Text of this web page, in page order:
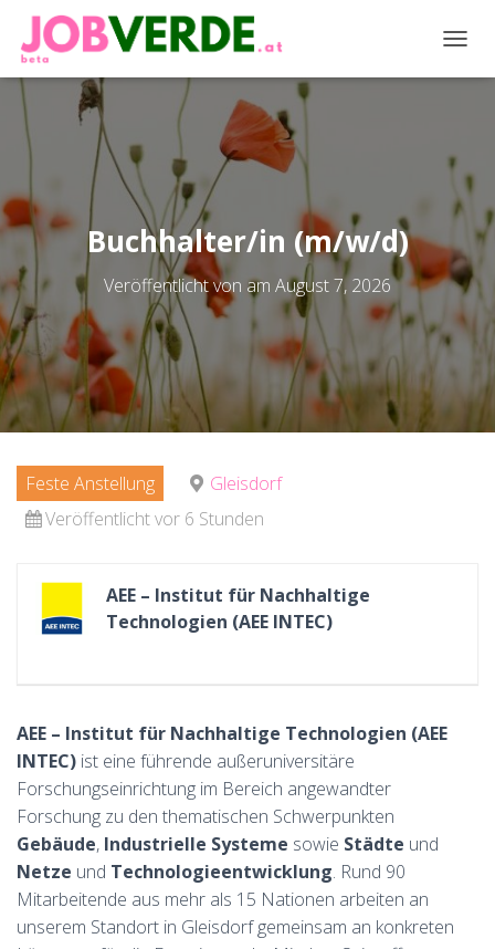
Buchhalter/in (m/w/d)
Veröffentlicht von am August 7, 2026
Feste Anstellung
Gleisdorf
Veröffentlicht vor 6 Stunden
AEE – Institut für Nachhaltige
Technologien (AEE INTEC)
AEE – Institut für Nachhaltige Technologien (AEE
INTEC) ist eine führende außeruniversitäre
Forschungseinrichtung im Bereich angewandter
Forschung zu den thematischen Schwerpunkten
Gebäude, Industrielle Systeme sowie Städte und
Netze und Technologieentwicklung. Rund 90
Mitarbeitende aus mehr als 15 Nationen arbeiten an
unserem Standort in Gleisdorf gemeinsam an konkreten